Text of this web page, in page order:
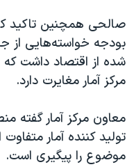
نرگس محمدی برنده جایزه
همایش محافظه‌کاران
صفحه‌های ویژه
سفر پرزیدنت ترامپ به چین
صالحی همچنین تاکید
بودجه خواسته‌هایی از
شده از اقتصاد داشت که
مرکز آمار مغایرت دارد.
معاون مرکز آمار گفته
تولید کننده آمار
موضوع را پیگیری است.